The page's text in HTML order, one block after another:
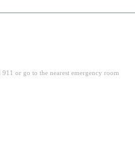
or go to the nearest emergency room